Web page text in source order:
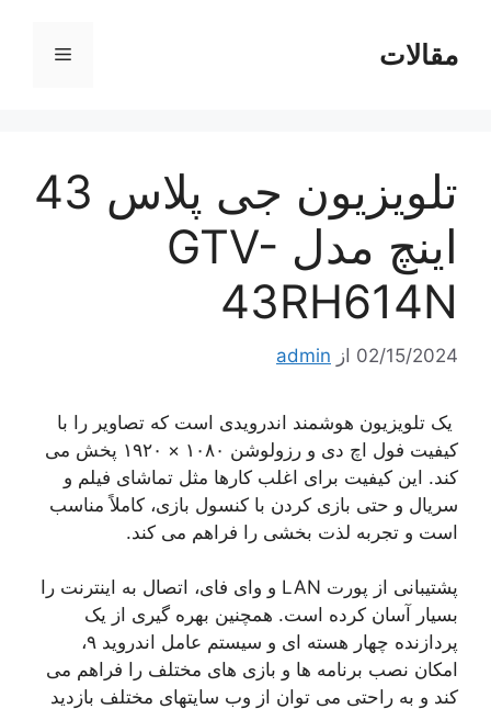
محتوامقالات فهرست
تلویزیون جی پلاس 43
اینچ مدل GTV-
43RH614N
02/15/2024 از admin
یک تلویزیون هوشمند اندرویدی است که تصاویر را با
کیفیت فول اچ دی و رزولوشن ۱۰۸۰ × ۱۹۲۰ پخش می
کند. این کیفیت برای اغلب کارها مثل تماشای فیلم و
سریال و حتی بازی کردن با کنسول بازی، کاملاً مناسب
است و تجربه لذت بخشی را فراهم می کند.
پشتیبانی از پورت LAN و وای فای، اتصال به اینترنت را
بسیار آسان کرده است. همچنین بهره گیری از یک
پردازنده چهار هسته ای و سیستم عامل اندروید ۹،
امکان نصب برنامه ها و بازی های مختلف را فراهم می
کند و به راحتی می توان از وب سایتهای مختلف بازدید